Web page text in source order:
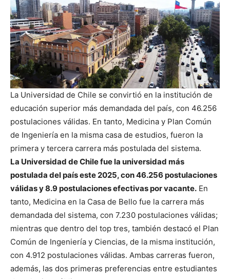
La Universidad de Chile se convirtió en la institución de
educación superior más demandada del país, con 46.256
postulaciones válidas. En tanto, Medicina y Plan Común
de Ingeniería en la misma casa de estudios, fueron la
primera y tercera carrera más postulada del sistema.
La Universidad de Chile fue la universidad más
postulada del país este 2025, con 46.256 postulaciones
válidas y 8.9 postulaciones efectivas por vacante. En
tanto, Medicina en la Casa de Bello fue la carrera más
demandada del sistema, con 7.230 postulaciones válidas;
mientras que dentro del top tres, también destacó el Plan
Común de Ingeniería y Ciencias, de la misma institución,
con 4.912 postulaciones válidas. Ambas carreras fueron,
además, las dos primeras preferencias entre estudiantes